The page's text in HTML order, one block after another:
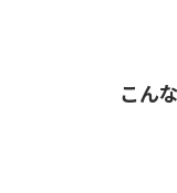
こん